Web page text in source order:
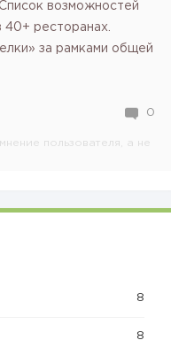
возможностей
40+ ресторанах.
за рамками общей
0
пользователя, а не
8
8